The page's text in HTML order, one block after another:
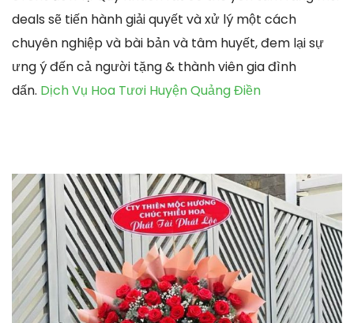
deals sẽ tiến hành giải quyết và xử lý một cách
chuyên nghiệp và bài bản và tâm huyết, đem lại sự
ưng ý đến cả người tặng & thành viên gia đình
dấn. Dịch Vụ Hoa Tươi Huyện Quảng Điền